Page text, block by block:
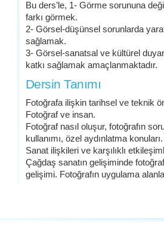
Bu ders’le, 1- Görme sorununa
farkı görmek.
2- Görsel-düşünsel sorunlarda
sağlamak.
3- Görsel-sanatsal ve kültürel
katkı sağlamak amaçlanmaktadır.
Dersin Tanımı
Fotoğrafa ilişkin tarihsel ve teknik
Fotoğraf ve insan.
Fotoğraf nasıl oluşur, fotoğrafın
kullanımı, özel aydınlatma
Sanat ilişkileri ve karşılıklı
Çağdaş sanatın gelişiminde
gelişimi. Fotoğrafın uygulama